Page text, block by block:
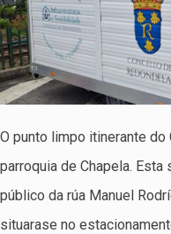
O punto limpo itinerante
parroquia de Chapela.
público da rúa Manuel
situarase no